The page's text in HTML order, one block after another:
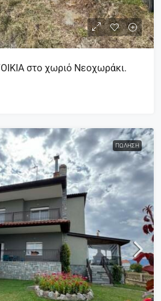
στο χωριό Νεοχωράκι.
ΠΏΛΗΣΗ